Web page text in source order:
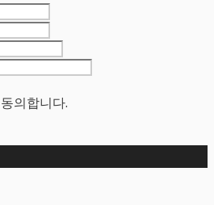
의합니다.